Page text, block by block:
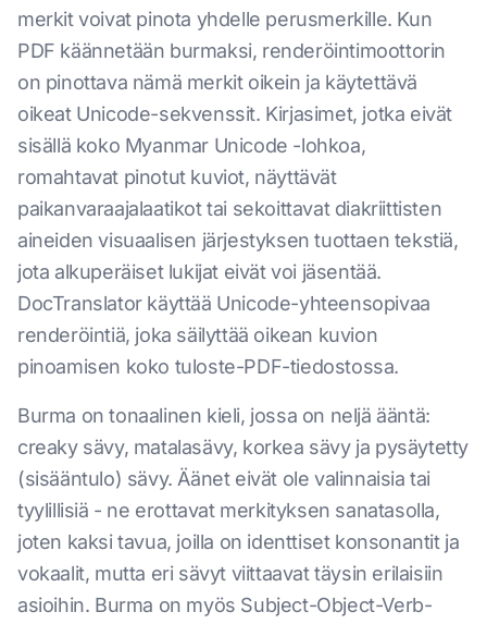
merkit voivat pinota yhdelle perusmerkille. Kun
PDF käännetään burmaksi, renderöintimoottorin
on pinottava nämä merkit oikein ja käytettävä
oikeat Unicode-sekvenssit. Kirjasimet, jotka eivät
sisällä koko Myanmar Unicode -lohkoa,
romahtavat pinotut kuviot, näyttävät
paikanvaraajalaatikot tai sekoittavat diakriittisten
aineiden visuaalisen järjestyksen tuottaen tekstiä,
jota alkuperäiset lukijat eivät voi jäsentää.
DocTranslator käyttää Unicode-yhteensopivaa
renderöintiä, joka säilyttää oikean kuvion
pinoamisen koko tuloste-PDF-tiedostossa.
Burma on tonaalinen kieli, jossa on neljä ääntä:
creaky sävy, matalasävy, korkea sävy ja pysäytetty
(sisääntulo) sävy. Äänet eivät ole valinnaisia tai
tyylillisiä - ne erottavat merkityksen sanatasolla,
joten kaksi tavua, joilla on identtiset konsonantit ja
vokaalit, mutta eri sävyt viittaavat täysin erilaisiin
asioihin. Burma on myös Subject-Object-Verb-